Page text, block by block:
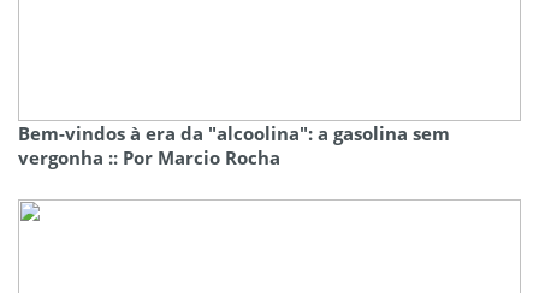
Bem-vindos à era da "alcoolina": a gasolina sem
vergonha :: Por Marcio Rocha